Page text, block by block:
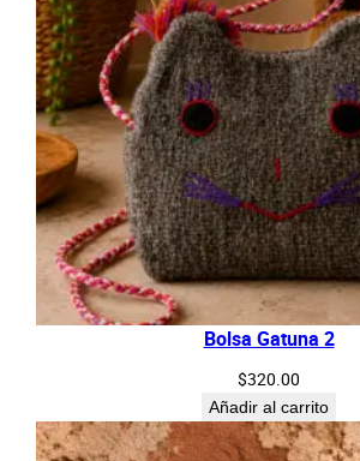
Bolsa Gatuna 2
$320.00
Añadir al carrito